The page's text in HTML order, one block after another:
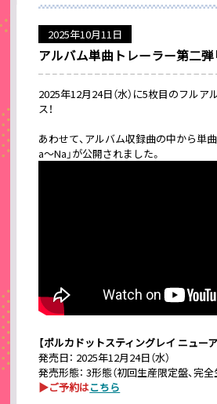
2025年10月11日
アルバム単曲トレーラー第二弾
2025年12月24日（水）に5枚目のフルア
ス！
あわせて、アルバム収録曲の中から単
a〜Na」が公開されました。
【ポルカドットスティングレイ ニューア
発売日： 2025年12月24日（水）
発売形態： 3形態（初回生産限定盤、完全
▶ご予約はこちら